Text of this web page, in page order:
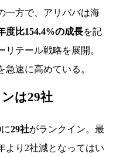
一方で、アリババは海
度比154.4%の成長を記
テール戦略を展開。
速に高めている。
は29社
29社がランクイン。最
より2社減となってはい